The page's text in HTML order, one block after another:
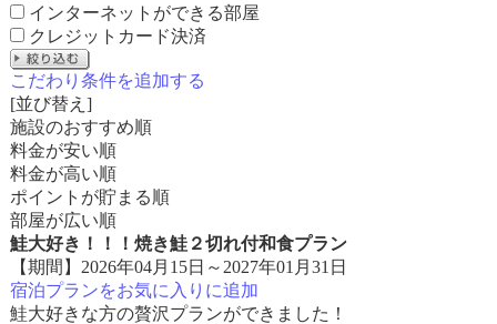
インターネットができる部屋
クレジットカード決済
こだわり条件を追加する
[並び替え]
施設のおすすめ順
料金が安い順
料金が高い順
ポイントが貯まる順
部屋が広い順
鮭大好き！！！焼き鮭２切れ付和食プラン
【期間】2026年04月15日～2027年01月31日
宿泊プランをお気に入りに追加
鮭大好きな方の贅沢プランができました！